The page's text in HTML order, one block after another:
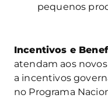
pequenos
Incentivos e
atendam aos
a incentivos
no Programa